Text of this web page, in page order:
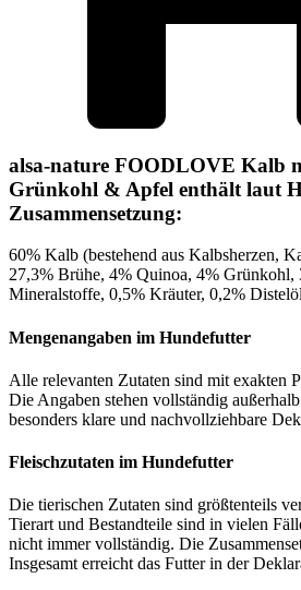
alsa-nature FOODLOVE Kalb
Grünkohl & Apfel enthält laut
Zusammensetzung:
60% Kalb (bestehend aus Kalbsherzen,
27,3% Brühe, 4% Quinoa, 4% Grünkohl,
Mineralstoffe, 0,5% Kräuter, 0,2%
Mengenangaben im Hundefutter
Alle relevanten Zutaten sind mit exakten
Die Angaben stehen vollständig
besonders klare und nachvollziehbare
Fleischzutaten im Hundefutter
Die tierischen Zutaten sind größtenteils
Tierart und Bestandteile sind in vielen
nicht immer vollständig. Die
Insgesamt erreicht das Futter in der